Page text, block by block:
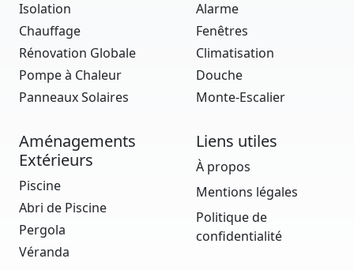
Isolation
Chauffage
Rénovation Globale
Pompe à Chaleur
Panneaux Solaires
Alarme
Fenêtres
Climatisation
Douche
Monte-Escalier
Aménagements
Extérieurs
Piscine
Abri de Piscine
Pergola
Véranda
Liens utiles
À propos
Mentions légales
Politique de
confidentialité